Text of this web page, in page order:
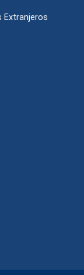
Extranjeros